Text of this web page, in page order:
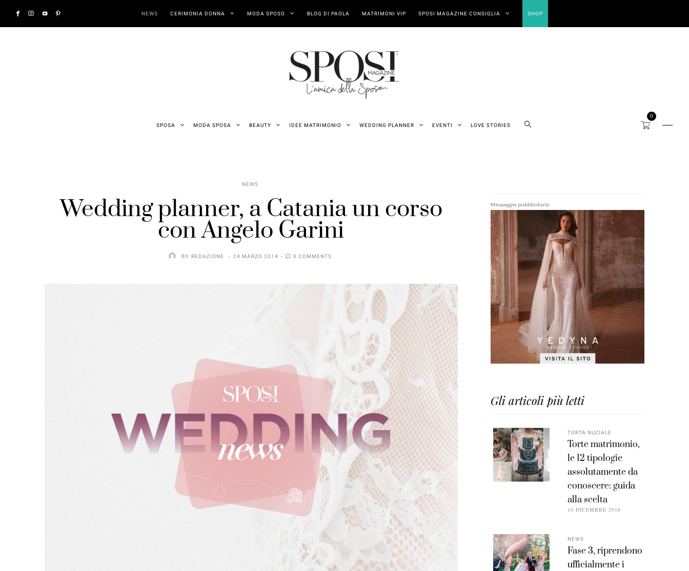
NEWS CERIMONIA DONNA MODA SPOSO BLOG DI PAOLA MATRIMONI VIP SPOSI MAGAZINE CONSIGLIA SHOP
SPOSA MODA SPOSA BEAUTY IDEE MATRIMONIO WEDDING PLANNER EVENTI LOVE STORIES
0
NEWS
Wedding planner, a Catania un corso
con Angelo Garini
BY REDAZIONE 24 MARZO 2014 0 COMMENTS
Messaggio pubblicitario
Gli articoli più letti
TORTA NUZIALE
Torte matrimonio,
le 12 tipologie
assolutamente da
conoscere: guida
alla scelta
10 DICEMBRE 2018
NEWS
Fase 3, riprendono
ufficialmente i